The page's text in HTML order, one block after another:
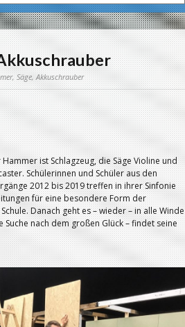
Säge, Akkuschrauber
ist Schlagzeug, die Säge Violine und
Schülerinnen und Schüler aus den
2012 bis 2019 treffen in ihrer Sinfonie
für eine besondere Form der
Danach geht es – wieder – in alle Winde
Suche nach dem großen Glück – findet seine